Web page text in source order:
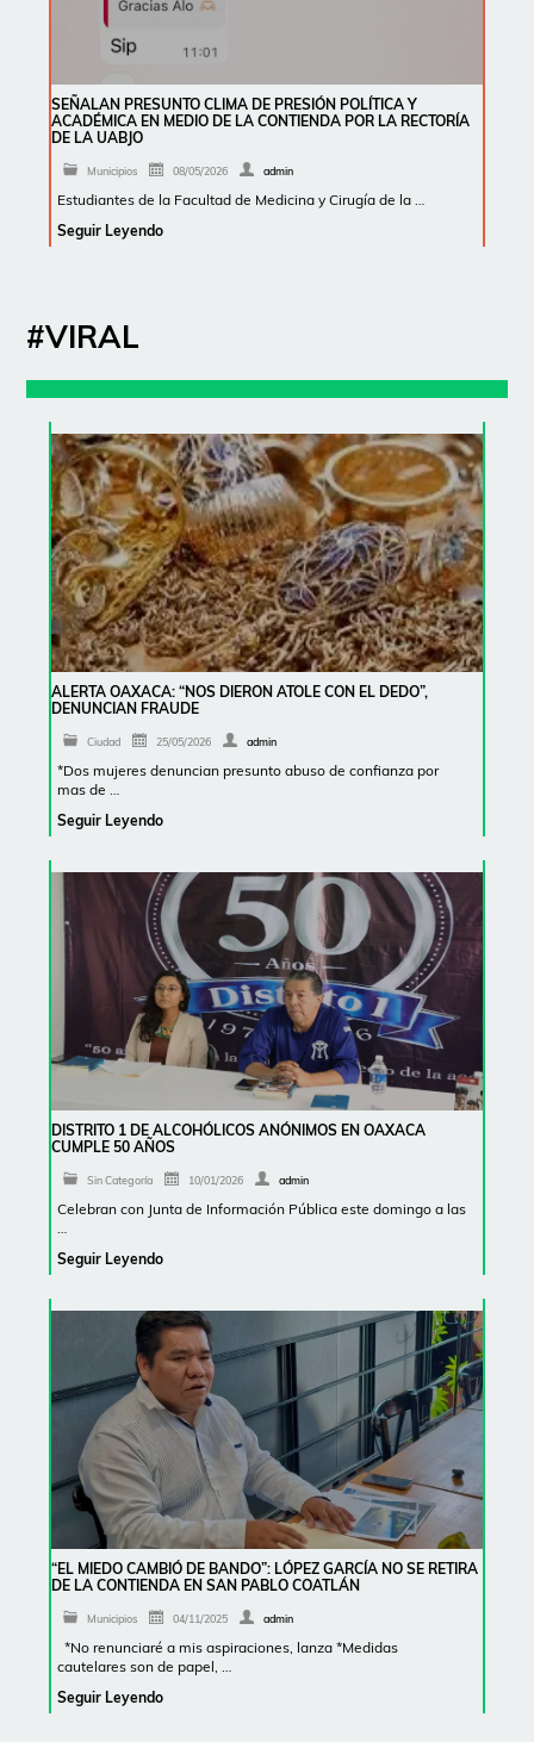
SEÑALAN PRESUNTO CLIMA DE PRESIÓN POLÍTICA Y
ACADÉMICA EN MEDIO DE LA CONTIENDA POR LA RECTORÍA
DE LA UABJO
Municipios 08/05/2026 admin
Estudiantes de la Facultad de Medicina y Cirugía de la …
Seguir Leyendo
#VIRAL
ALERTA OAXACA: “NOS DIERON ATOLE CON EL DEDO”,
DENUNCIAN FRAUDE
Ciudad 25/05/2026 admin
*Dos mujeres denuncian presunto abuso de confianza por
mas de …
Seguir Leyendo
DISTRITO 1 DE ALCOHÓLICOS ANÓNIMOS EN OAXACA
CUMPLE 50 AÑOS
Sin Categoría 10/01/2026 admin
Celebran con Junta de Información Pública este domingo a las
…
Seguir Leyendo
“EL MIEDO CAMBIÓ DE BANDO”: LÓPEZ GARCÍA NO SE RETIRA
DE LA CONTIENDA EN SAN PABLO COATLÁN
Municipios 04/11/2025 admin
*No renunciaré a mis aspiraciones, lanza *Medidas
cautelares son de papel, …
Seguir Leyendo